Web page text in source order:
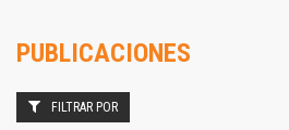
PUBLICACIONES
FILTRAR POR